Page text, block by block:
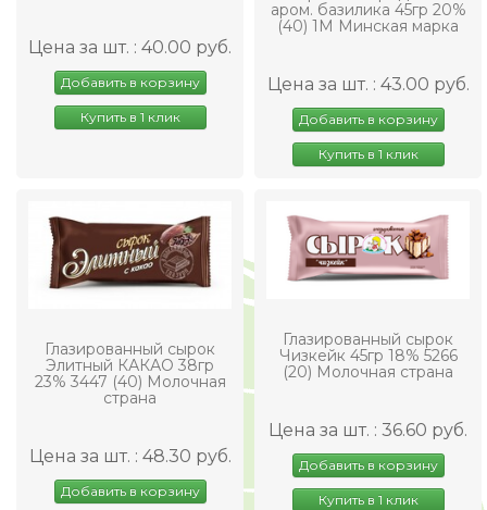
Цена за шт. : 40.00 руб.
Добавить в корзину
Купить в 1 клик
аром. базилика 45гр 20%
(40) 1М Минская марка
Цена за шт. : 43.00 руб.
Добавить в корзину
Купить в 1 клик
Глазированный сырок
Элитный КАКАО 38гр
23% 3447 (40) Молочная
страна
Цена за шт. : 48.30 руб.
Добавить в корзину
Глазированный сырок
Чизкейк 45гр 18% 5266
(20) Молочная страна
Цена за шт. : 36.60 руб.
Добавить в корзину
Купить в 1 клик